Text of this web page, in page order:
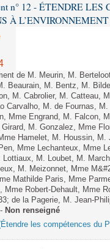
n° 12 - ÉTENDRE
À
de M. Meurin, M.
Beaurain, M. Bentz, M.
M. Cabrolier, M. Catteau,
Carvalho, M. de Fournas,
Mme Engrand, M. Falcon,
M. Gonzalez, Mme
Hamelet, M. Houssin,
Mme Lechanteux, Mme
Lottiaux, M. Loubet, M.
M. Meizonnet, Mme
Mathilde Paris, Mme
Mme Robert-Dehault, Mme
de la Pagerie, M. Jean-
Non renseigné
les compétences du